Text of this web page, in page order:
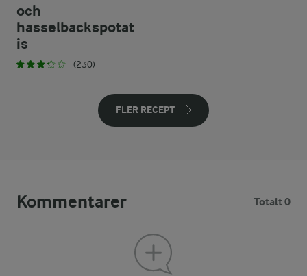
och
hasselbackspotat
is
(230)
FLER RECEPT
Kommentarer Totalt 0